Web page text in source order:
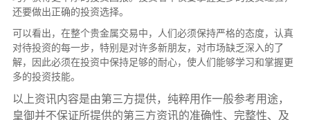
还要做出正确的投资选择。
可以看出，在整个贵金属交易中，人们必须保持严格的态度，认真
对待投资的每一步，特别是对许多新朋友，对市场缺乏深入的了
解，因此必须在投资中保持足够的耐心，使人们能够学习和掌握更
多的投资技能。
以上资讯内容是由第三方提供，纯粹用作一般参考用途，
皇御并不保证所提供的第三方资讯的准确性、完整性、及